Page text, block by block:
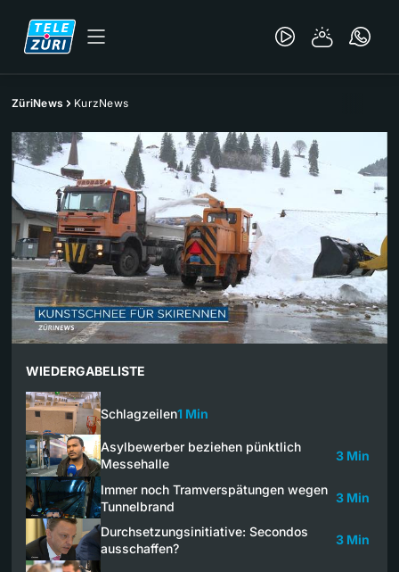
ZüriNews KurzNews
WIEDERGABELISTE
Schlagzeilen1 Min
Asylbewerber beziehen pünktlich
Messehalle
3 Min
Immer noch Tramverspätungen wegen
Tunnelbrand
3 Min
Durchsetzungsinitiative: Secondos
ausschaffen?
3 Min